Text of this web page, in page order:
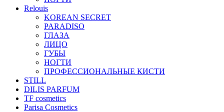
Relouis
KOREAN SECRET
PARADISO
ГЛАЗА
ЛИЦО
ГУБЫ
НОГТИ
ПРОФЕССИОНАЛЬНЫЕ КИСТИ
STILL
DILIS PARFUM
TF cosmetics
Parisa Cosmetics